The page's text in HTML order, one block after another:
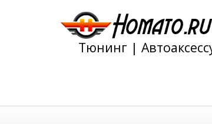
Тюнинг |